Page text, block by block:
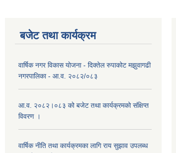
बजेट तथा कार्यक्रम
वार्षिक नगर विकास योजना - दिक्तेल रुपाकोट मझुवागढी
नगरपालिका - आ.व. २०८२/०८३
आ.व. २०८२।०८३ को बजेट तथा कार्यक्रमको संक्षिप्त
विवरण ।
वार्षिक नीति तथा कार्यक्रमका लागि राय सुझाव उपलब्ध